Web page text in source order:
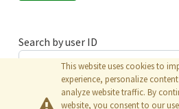
Search by user ID
Submit
This website uses cookies to
experience, personalize
analyze website traffic. By
website, you consent to our